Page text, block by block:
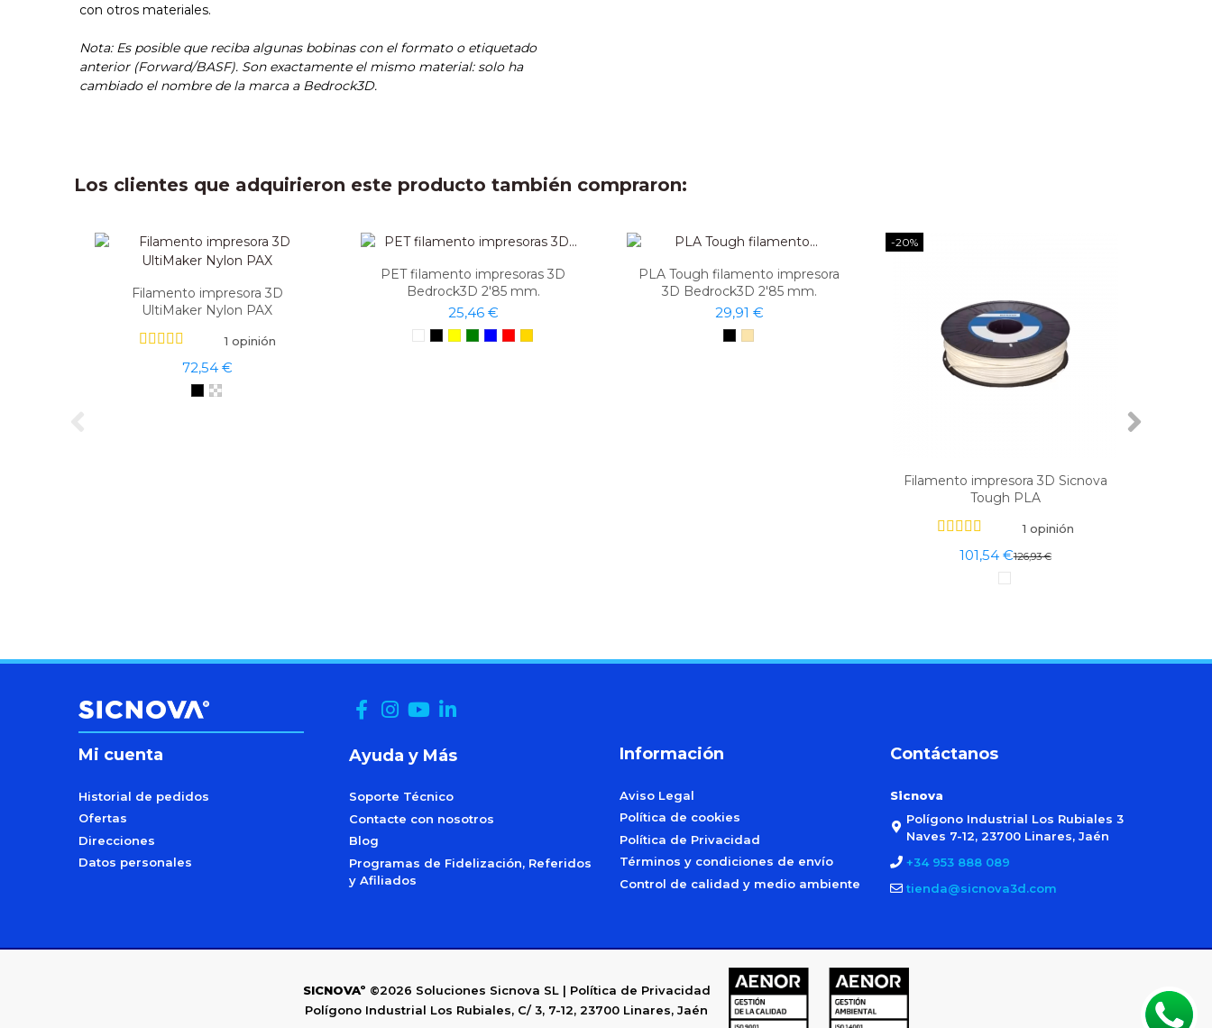
con otros materiales.
Nota: Es posible que reciba algunas bobinas con el formato o etiquetado
anterior (Forward/BASF). Son exactamente el mismo material: solo ha
cambiado el nombre de la marca a Bedrock3D.
Los clientes que adquirieron este producto también compraron:
Filamento impresora 3D
UltiMaker Nylon PAX
1 opinión
72,54 €
PET filamento impresoras 3D
Bedrock3D 2'85 mm.
25,46 €
PLA Tough filamento impresora
3D Bedrock3D 2'85 mm.
29,91 €
-20%
Filamento impresora 3D Sicnova
Tough PLA
1 opinión
101,54 €126,93 €
Mi cuenta
Historial de pedidos
Ofertas
Direcciones
Datos personales
Ayuda y Más
Soporte Técnico
Contacte con nosotros
Blog
Programas de Fidelización, Referidos
y Afiliados
Información
Aviso Legal
Política de cookies
Política de Privacidad
Términos y condiciones de envío
Control de calidad y medio ambiente
Contáctanos
Sicnova
Polígono Industrial Los Rubiales 3
Naves 7-12, 23700 Linares, Jaén
+34 953 888 089
tienda@sicnova3d.com
SICNOVAº ©2026 Soluciones Sicnova SL | Política de Privacidad
Polígono Industrial Los Rubiales, C/ 3, 7-12, 23700 Linares, Jaén